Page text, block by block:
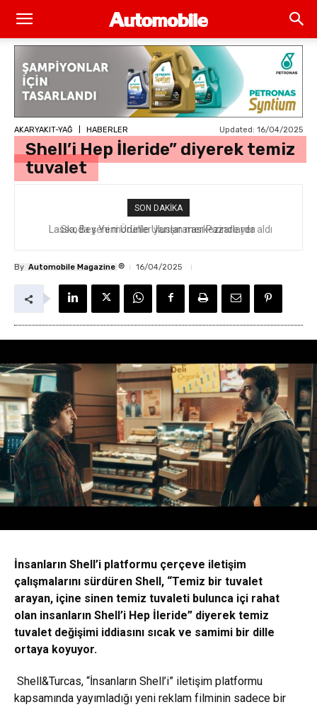
AKARYAKIT-YAĞ HABERLER Updated: 16/04/2025
Shell’i Hep İleride” diyerek temiz
tuvalet
SON DAKIKA
Skoda yeni modeller yarışın merkezinde yer aldı
By Automobile Magazine ® 16/04/2025
İnsanların Shell’i platformu çerçeve iletişim
çalışmalarını sürdüren Shell, “Temiz bir tuvalet
arayan, içine sinen temiz tuvaleti bulunca içi rahat
olan insanların Shell’i Hep İleride” diyerek temiz
tuvalet değişimi iddiasını sıcak ve samimi bir dille
ortaya koyuyor.
Shell&Turcas, “İnsanların Shell’i” iletişim platformu
kapsamında yayımladığı yeni reklam filminin sadece bir